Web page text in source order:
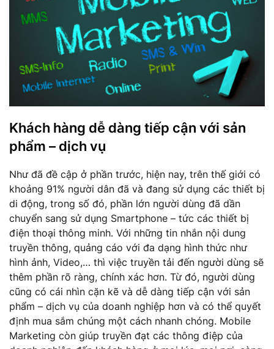
Khách hàng dễ dàng tiếp cận với sản
phẩm – dịch vụ
Như đã đề cập ở phần trước, hiện nay, trên thế giới có
khoảng 91% người dân đã và đang sử dụng các thiết bị
di động, trong số đó, phần lớn người dùng đã dần
chuyển sang sử dụng Smartphone – tức các thiết bị
điện thoại thông minh. Với những tin nhắn nội dung
truyền thông, quảng cáo với đa dạng hình thức như
hình ảnh, Video,… thì việc truyền tải đến người dùng sẽ
thêm phần rõ ràng, chính xác hơn. Từ đó, người dùng
cũng có cái nhìn cặn kẽ và dễ dàng tiếp cận với sản
phẩm – dịch vụ của doanh nghiệp hơn và có thể quyết
định mua sắm chúng một cách nhanh chóng. Mobile
Marketing còn giúp truyền đạt các thông điệp của